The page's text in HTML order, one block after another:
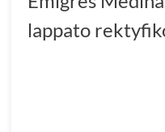
lappato